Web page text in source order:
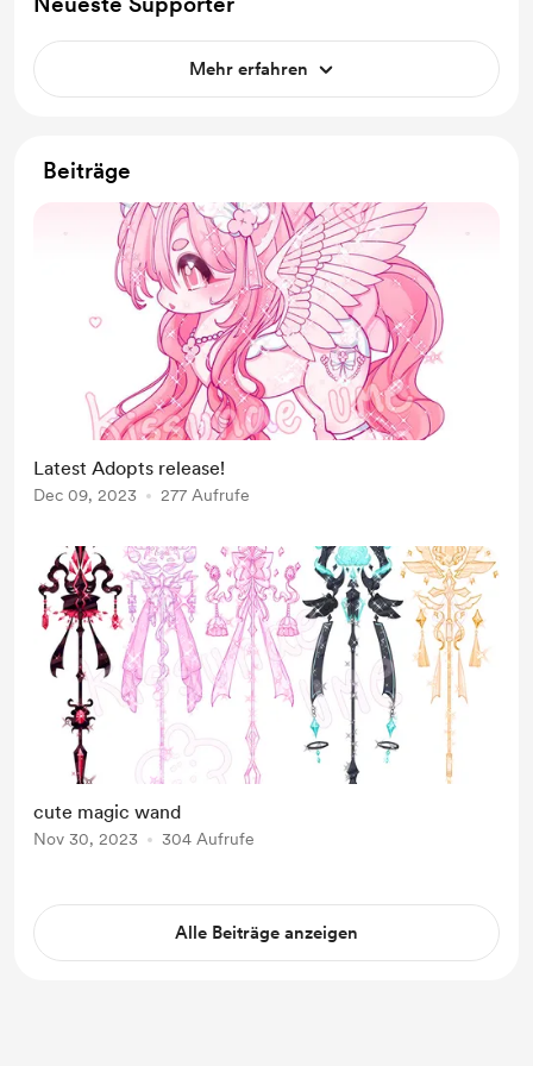
Mehr erfahren
Beiträge
Latest Adopts release!
Dec 09, 2023 277 Aufrufe
cute magic wand
Nov 30, 2023 304 Aufrufe
Alle Beiträge anzeigen